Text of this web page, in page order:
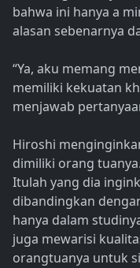
bahwa ini hanya a
alasan sebenarnya
“Ya, aku memang
memiliki kekuatan
menjawab
Hiroshi
dimiliki orang
Itulah yang dia
dibandingkan
hanya dalam
juga mewarisi
orangtuanya untuk